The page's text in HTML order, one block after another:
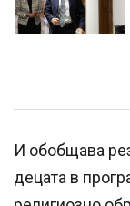
И обобщава
децата в